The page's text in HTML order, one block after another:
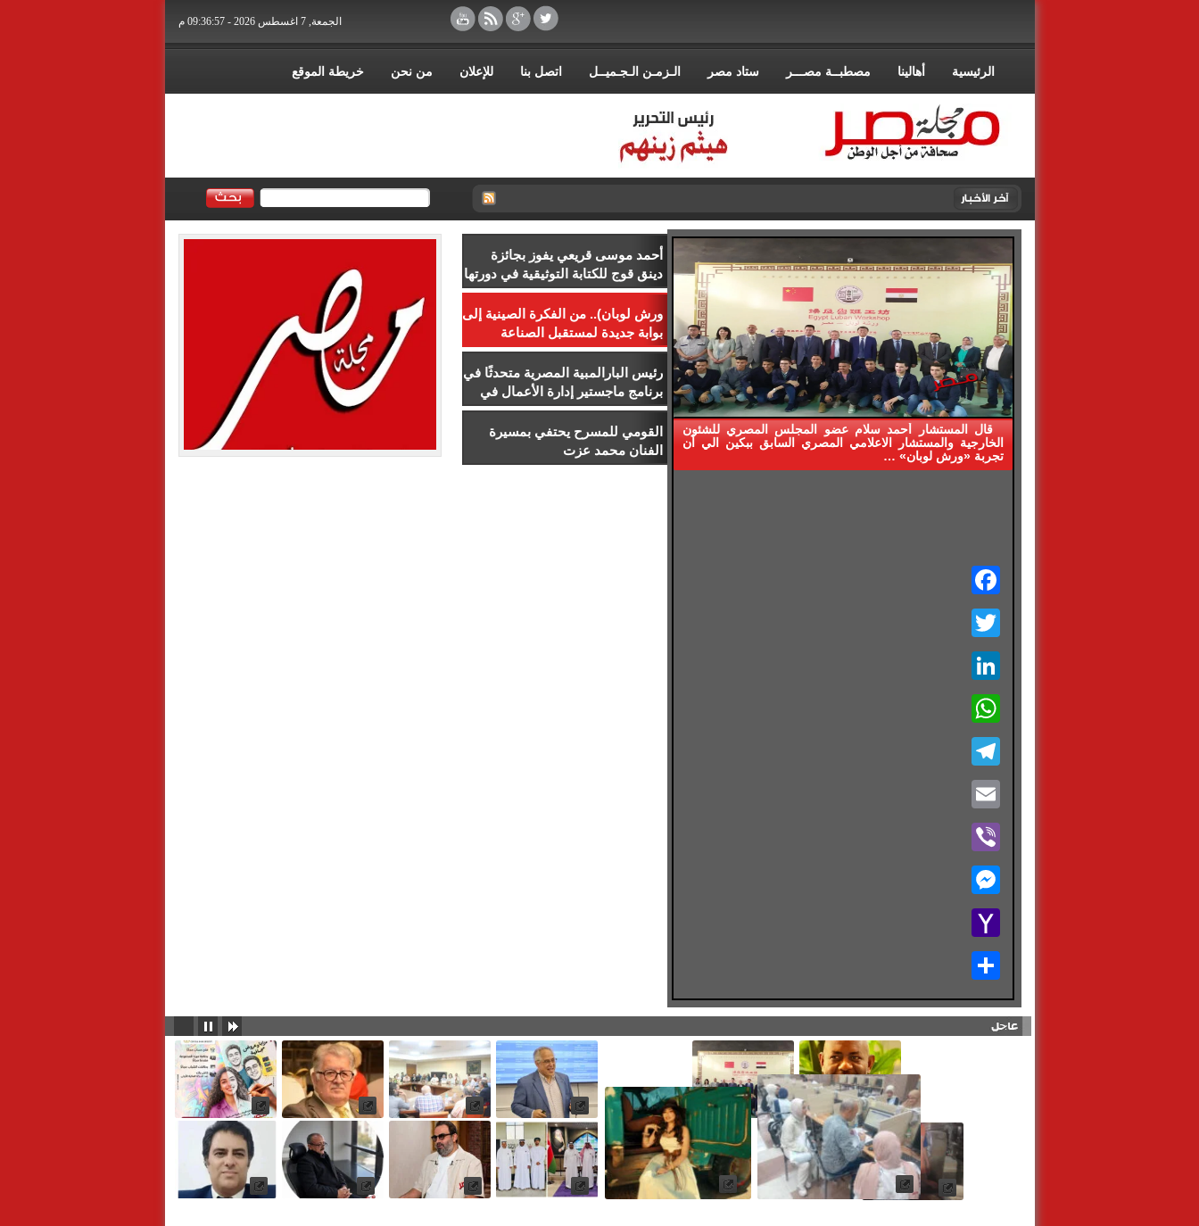
الجمعة, 7 اغسطس 2026 - 09:36:58 م
الرئيسية أهالينا مصطبــة مصـــر ستاد مصر الـزمـن الـجـميــل اتصل بنا للإعلان من نحن خريطة الموقع
قال المستشار أحمد سلام عضو المجلس المصري للشئون
الخارجية والمستشار الاعلامي المصري السابق ببكين الي أن
تجربة «ورش لوبان» …
أحمد موسى قريعي يفوز بجائزة
دينق قوج للكتابة التوثيقية في دورتها
الأولى
ورش لوبان).. من الفكرة الصينية إلى
بوابة جديدة لمستقبل الصناعة
المصرية
رئيس البارالمبية المصرية متحدثًا في
برنامج ماجستير إدارة الأعمال في
إدارة الرياضة بجامعة إسلسكا
القومي للمسرح يحتفي بمسيرة
الفنان محمد عزت